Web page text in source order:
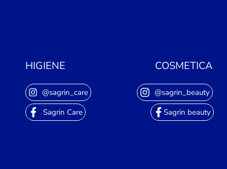
COSMETICA
@sagrin_beauty
Sagrin beauty
HIGIENE
@sagrin_care
Sagrin Care